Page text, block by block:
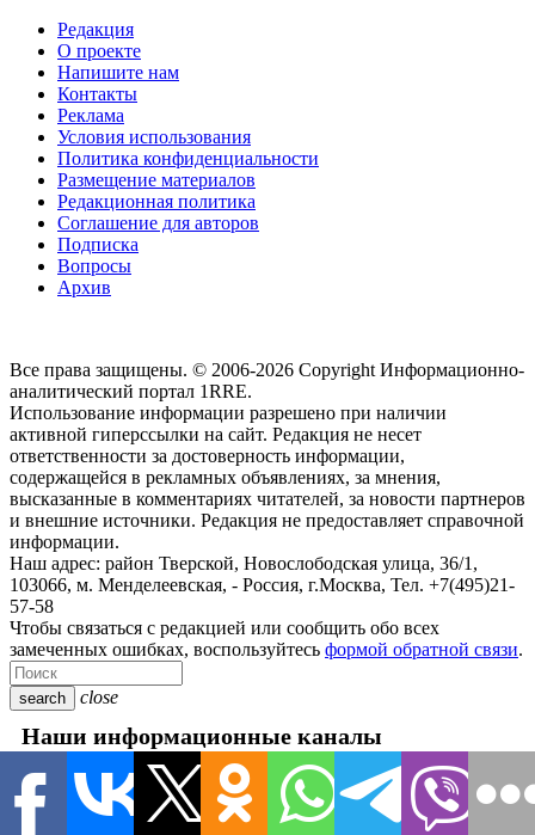
Редакция
О проекте
Напишите нам
Контакты
Реклама
Условия использования
Политика конфиденциальности
Размещение материалов
Редакционная политика
Соглашение для авторов
Подписка
Вопросы
Архив
Все права защищены. © 2006-2026 Copyright Информационно-
аналитический портал 1RRE.
Использование информации разрешено при наличии
активной гиперссылки на сайт. Редакция не несет
ответственности за достоверность информации,
содержащейся в рекламных объявлениях, за мнения,
высказанные в комментариях читателей, за новости партнеров
и внешние источники. Редакция не предоставляет справочной
информации.
Наш адрес: район Тверской, Новослободская улица, 36/1 ,
103066, м. Менделеевская, - Россия, г.Москва, Тел. +7(495)21-
57-58
Чтобы связаться с редакцией или сообщить обо всех
замеченных ошибках, воспользуйтесь формой обратной связи.
search close
Наши информационные каналы
close
Новости